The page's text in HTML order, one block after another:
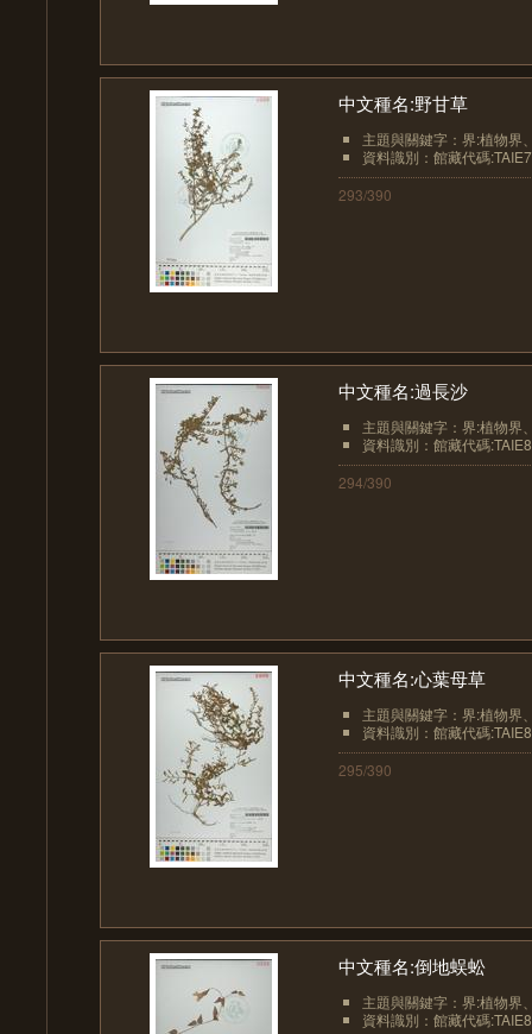
中文種名:野甘草
主題與關鍵字：界:植物界
資料識別：館藏代碼
293/390
中文種名:過長沙
主題與關鍵字：界:植物界
資料識別：館藏代碼
294/390
中文種名:心葉母草
主題與關鍵字：界:植物界
資料識別：館藏代碼
295/390
中文種名:倒地蜈蚣
主題與關鍵字：界:植物界
資料識別：館藏代碼